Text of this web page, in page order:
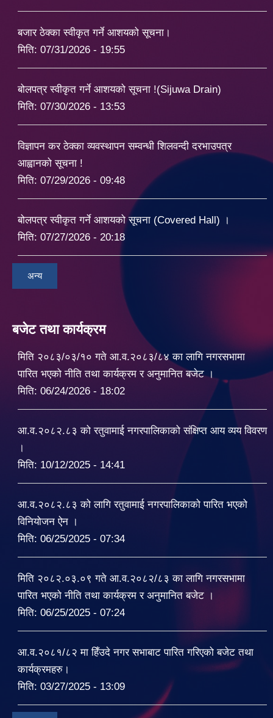
बजार ठेक्का स्वीकृत गर्ने आशयको सूचना।
मिति: 07/31/2026 - 19:55
बोलपत्र स्वीकृत गर्ने आशयको सूचना !(Sijuwa Drain)
मिति: 07/30/2026 - 13:53
विज्ञापन कर ठेक्का व्यवस्थापन सम्वन्धी शिलवन्दी दरभाउपत्र
आह्वानको सूचना !
मिति: 07/29/2026 - 09:48
बोलपत्र स्वीकृत गर्ने आशयको सूचना (Covered Hall) ।
मिति: 07/27/2026 - 20:18
अन्य
बजेट तथा कार्यक्रम
मिति २०८३/०३/१० गते आ.व.२०८३/८४ का लागि नगरसभामा
पारित भएको नीति तथा कार्यक्रम र अनुमानित बजेट ।
मिति: 06/24/2026 - 18:02
आ.व.२०८२.८३ को रतुवामाई नगरपालिकाको संक्षिप्त आय व्यय विवरण
।
मिति: 10/12/2025 - 14:41
आ.व.२०८२.८३ को लागि रतुवामाई नगरपालिकाको पारित भएको
विनियोजन ऐन ।
मिति: 06/25/2025 - 07:34
मिति २०८२.०३.०९ गते आ.व.२०८२/८३ का लागि नगरसभामा
पारित भएको नीति तथा कार्यक्रम र अनुमानित बजेट ।
मिति: 06/25/2025 - 07:24
आ.व.२०८१/८२ मा हिँउदे नगर सभाबाट पारित गरिएको बजेट तथा
कार्यक्रमहरु।
मिति: 03/27/2025 - 13:09